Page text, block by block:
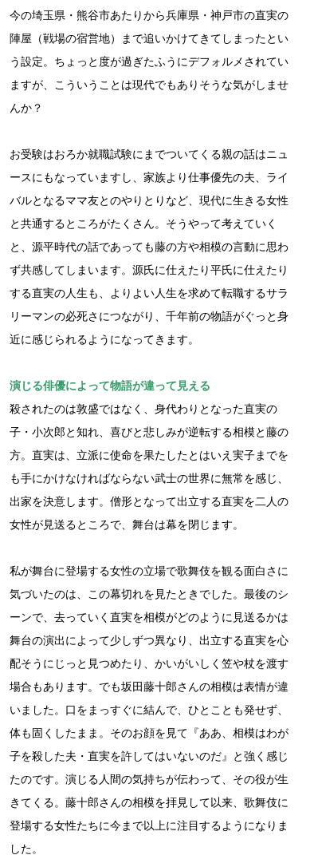
今の埼玉県・熊谷市あたりから兵庫県・神戸市の直実の
陣屋（戦場の宿営地）まで追いかけてきてしまったとい
う設定。ちょっと度が過ぎたふうにデフォルメされてい
ますが、こういうことは現代でもありそうな気がしませ
んか？
お受験はおろか就職試験にまでついてくる親の話はニュ
ースにもなっていますし、家族より仕事優先の夫、ライ
バルとなるママ友とのやりとりなど、現代に生きる女性
と共通するところがたくさん。そうやって考えていく
と、源平時代の話であっても藤の方や相模の言動に思わ
ず共感してしまいます。源氏に仕えたり平氏に仕えたり
する直実の人生も、よりよい人生を求めて転職するサラ
リーマンの必死さにつながり、千年前の物語がぐっと身
近に感じられるようになってきます。
演じる俳優によって物語が違って見える
殺されたのは敦盛ではなく、身代わりとなった直実の
子・小次郎と知れ、喜びと悲しみが逆転する相模と藤の
方。直実は、立派に使命を果たしたとはいえ実子までを
も手にかけなければならない武士の世界に無常を感じ、
出家を決意します。僧形となって出立する直実を二人の
女性が見送るところで、舞台は幕を閉じます。
私が舞台に登場する女性の立場で歌舞伎を観る面白さに
気づいたのは、この幕切れを見たときでした。最後のシ
ーンで、去っていく直実を相模がどのように見送るかは
舞台の演出によって少しずつ異なり、出立する直実を心
配そうにじっと見つめたり、かいがいしく笠や杖を渡す
場合もあります。でも坂田藤十郎さんの相模は表情が違
いました。口をまっすぐに結んで、ひとことも発せず、
体も固くしたまま。そのお顔を見て『ああ、相模はわが
子を殺した夫・直実を許してはいないのだ』と強く感じ
たのです。演じる人間の気持ちが伝わって、その役が生
きてくる。藤十郎さんの相模を拝見して以来、歌舞伎に
登場する女性たちに今まで以上に注目するようになりま
した。